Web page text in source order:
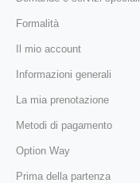
Formalità
Il mio account
Informazioni generali
La mia prenotazione
Metodi di pagamento
Option Way
Prima della partenza